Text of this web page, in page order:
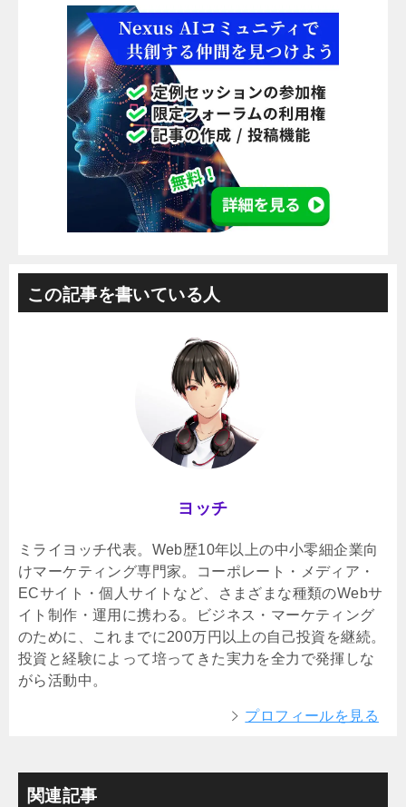
この記事を書いている人
ヨッチ
ミライヨッチ代表。Web歴10年以上の中小零細企業向
けマーケティング専門家。コーポレート・メディア・
ECサイト・個人サイトなど、さまざまな種類のWebサ
イト制作・運用に携わる。ビジネス・マーケティング
のために、これまでに200万円以上の自己投資を継続。
投資と経験によって培ってきた実力を全力で発揮しな
がら活動中。
プロフィールを見る
関連記事